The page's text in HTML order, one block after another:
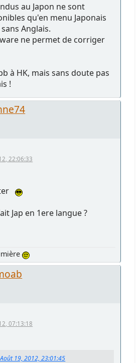
au Japon ne sont
qu'en menu Japonais
Anglais.
ne permet de corriger
à HK, mais sans doute pas
!
22:06:33
Jap en 1ere langue ?
07:13:18
19, 2012, 23:01:45